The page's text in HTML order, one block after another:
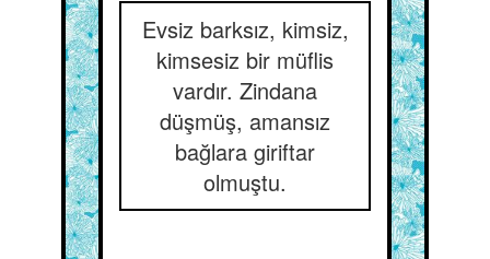
Evsiz barksız, kimsiz,
kimsesiz bir müflis
vardır. Zindana
düşmüş, amansız
bağlara giriftar
olmuştu.